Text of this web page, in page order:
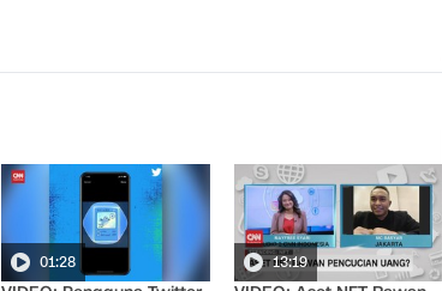
01:28 13:19